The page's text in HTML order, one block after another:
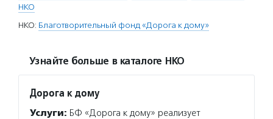
НКО
НКО: Благотворительный фонд «Дорога к дому»
Узнайте больше в каталоге НКО
Дорога к дому
Услуги: БФ «Дорога к дому» реализует